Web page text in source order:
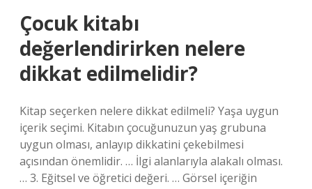
Çocuk kitabı
değerlendirirken nelere
dikkat edilmelidir?
Kitap seçerken nelere dikkat edilmeli? Yaşa uygun
içerik seçimi. Kitabın çocuğunuzun yaş grubuna
uygun olması, anlayıp dikkatini çekebilmesi
açısından önemlidir. … İlgi alanlarıyla alakalı olması.
… 3. Eğitsel ve öğretici değeri. … Görsel içeriğin